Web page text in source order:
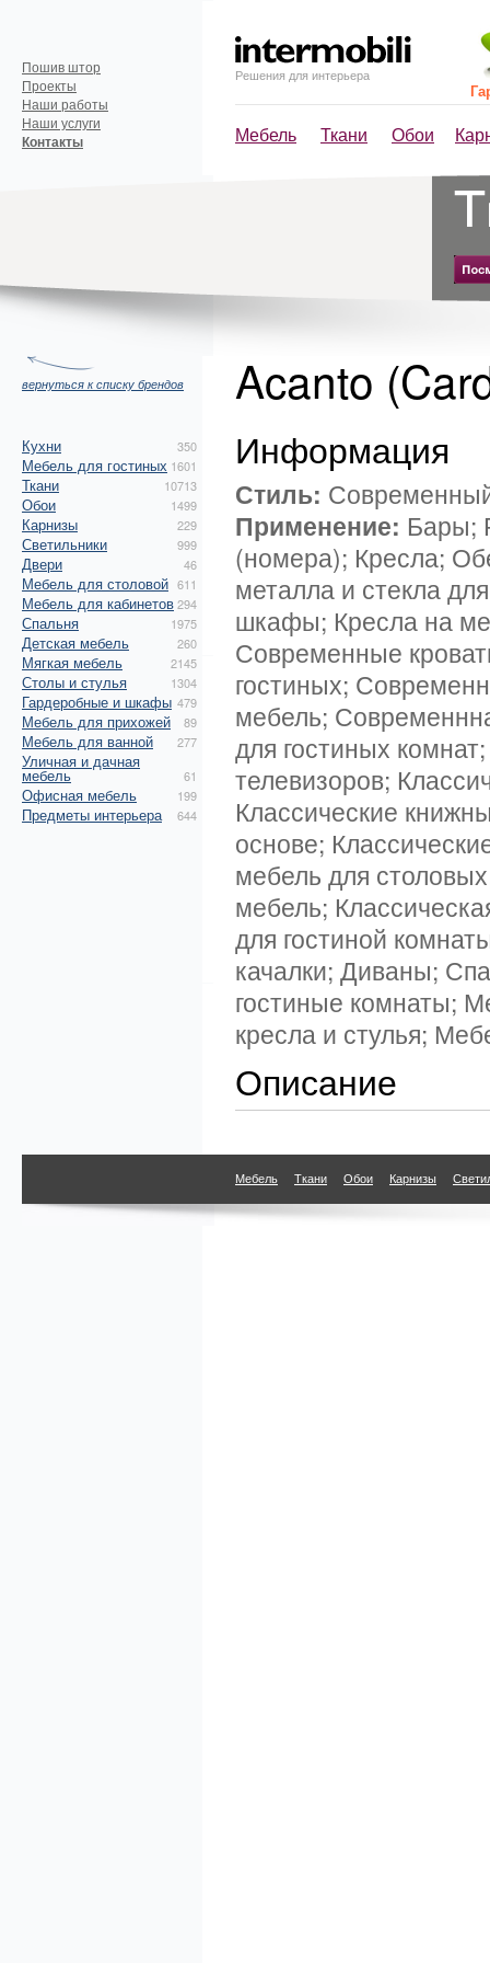
Решения для интерьера
Мебель Ткани Обои
Пошив штор
Проекты
Наши работы
Наши услуги
Контакты
вернуться к списку брендов
Кухни 350
Мебель для гостиных 1601
Ткани 10713
Обои 1499
Карнизы 229
Светильники 999
Двери 46
Мебель для столовой 611
Мебель для кабинетов294
Спальня 1975
Детская мебель 260
Мягкая мебель 2145
Столы и стулья 1304
Гардеробные и шкафы 479
Мебель для прихожей 89
Мебель для ванной 277
Уличная и дачная
мебель 61
Офисная мебель 199
Предметы интерьера 644
Acanto
Информация
Стиль:
Применение: Бары;
(номера); Кресла;
металла и стекла
шкафы; Кресла на
Современные
гостиных;
мебель;
для гостиных
телевизоров;
Классические
основе;
мебель для
мебель;
для гостиной
качалки; Диваны;
гостиные комнаты;
кресла и стулья;
Описание
Мебель Ткани Обои Карнизы